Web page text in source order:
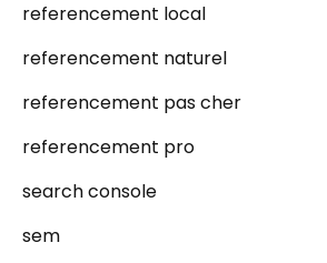
referencement local
referencement naturel
referencement pas cher
referencement pro
search console
sem